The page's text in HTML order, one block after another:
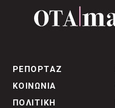
ΡΕΠΟΡΤΑΖ
ΚΟΙΝΩΝΙΑ
ΠΟΛΙΤΙΚΗ